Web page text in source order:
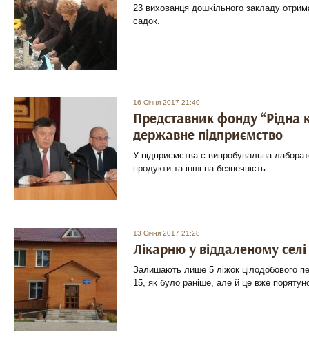
23 вихованця дошкільного закладу
садок.
16 Січня 2017 21:40
Представник фонду “Рідна
державне підприємство
У підприємства є випробувальна
продукти та інші на безпечність.
13 Січня 2017 21:28
Лікарню у віддаленому
Залишають лише 5 ліжок цілодобового
15, як було раніше, але й це вже